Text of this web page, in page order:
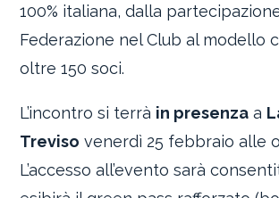
100% italiana, dalla
Federazione nel Club al modello
oltre 150 soci.
L’incontro si terrà in presenza a
Treviso venerdì 25 febbraio alle
L’accesso all’evento sarà